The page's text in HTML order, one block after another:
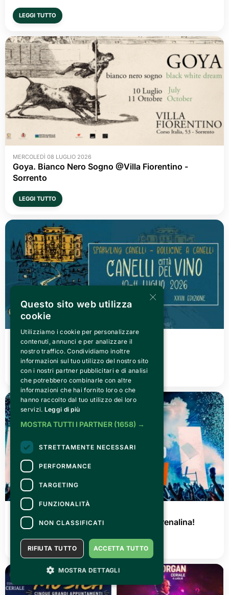
LEGGI TUTTO
MERCOLEDÌ 08 LUGLIO 2026
Goya. Bianco Nero Sogno @Villa Fiorentino -
Sorrento
LEGGI TUTTO
VENERDÌ 03 LUGLIO 2026
Canelli città del Vino 2026
LEGGI TUTTO
GIOVEDÌ 02 LUGLIO 2026
AGRISHOW 2026: tre giorni di pura adrenalina!
LEGGI TUTTO
×
Questo sito web utilizza
cookie
Utilizziamo i cookie per personalizzare
contenuti, annunci e per analizzare il
nostro traffico. Condividiamo inoltre
informazioni sul tuo utilizzo del nostro sito
con i nostri partner pubblicitari e di analisi
che potrebbero combinarle con altre
informazioni che hai fornito loro o che
hanno raccolto dal tuo utilizzo dei loro
servizi. Leggi di più
MOSTRA TUTTI I PARTNER (1658) →
STRETTAMENTE NECESSARI
PERFORMANCE
TARGETING
FUNZIONALITÀ
NON CLASSIFICATI
ACCETTA TUTTO
RIFIUTA TUTTO
MOSTRA DETTAGLI